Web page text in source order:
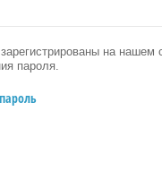
на
пароля.